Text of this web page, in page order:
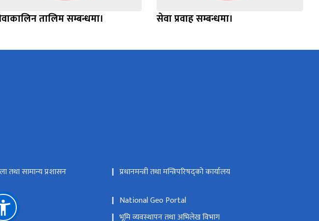
तालिम सम्बन्धमा। सेवा प्रवाह सम्बन्धमा।
तथा सामान्य प्रशासन
प्रधानमन्त्री तथा मन्त्रिपरिषद्को कार्यालय
National Geo Portal
भूमि व्यवस्थापन तथा अभिलेख विभाग